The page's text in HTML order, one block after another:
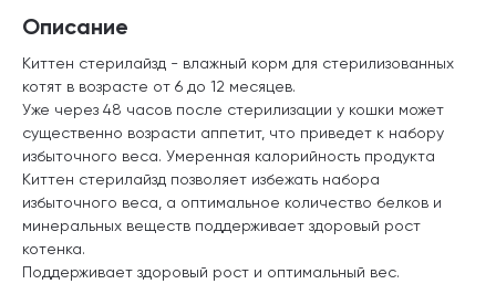
Описание
Киттен стерилайзд - влажный корм для стерилизованных
котят в возрасте от 6 до 12 месяцев.
Уже через 48 часов после стерилизации у кошки может
существенно возрасти аппетит, что приведет к набору
избыточного веса. Умеренная калорийность продукта
Киттен стерилайзд позволяет избежать набора
избыточного веса, а оптимальное количество белков и
минеральных веществ поддерживает здоровый рост
котенка.
Поддерживает здоровый рост и оптимальный вес.